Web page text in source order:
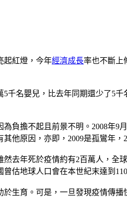
起紅燈，今年經濟成長率也不斷上
名嬰兒，比去年同期還少了5
擔不起且前景不明。2008年9
他原因，亦即，2009是孤鸞年，
去年死於疫情約有2百萬人，全
估地球人口會在本世紀末達到
生育。可是，一旦發現疫情傳